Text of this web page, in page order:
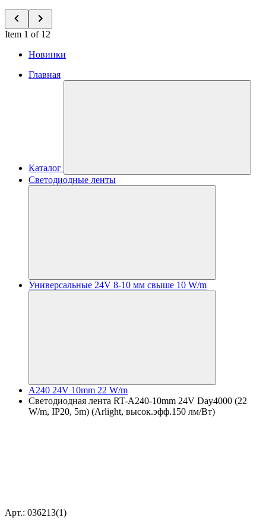
Item 1 of 12
Новинки
Главная
Каталог
Светодиодные ленты
Универсальные 24V 8-10 мм свыше 10 W/m
A240 24V 10mm 22 W/m
Светодиодная лента RT-A240-10mm 24V Day4000 (22
W/m, IP20, 5m) (Arlight, высок.эфф.150 лм/Вт)
Арт.: 036213(1)